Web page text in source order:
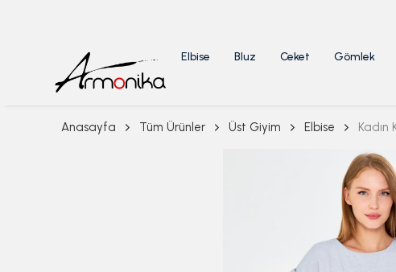
Elbise Bluz Ceket Gömlek
Anasayfa Tüm Ürünler Üst Giyim Elbise Kadın